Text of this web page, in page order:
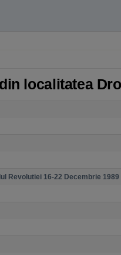
localitatea
Revolutiei 16-22 Decembrie 1989